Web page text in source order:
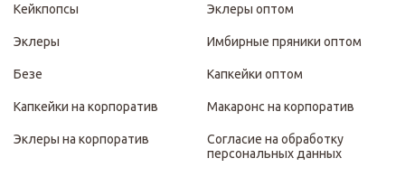
Кейкпопсы
Эклеры
Безе
Капкейки на корпоратив
Эклеры на корпоратив
Эклеры оптом
Имбирные пряники оптом
Капкейки оптом
Макаронс на корпоратив
Согласие на обработку
персональных данных